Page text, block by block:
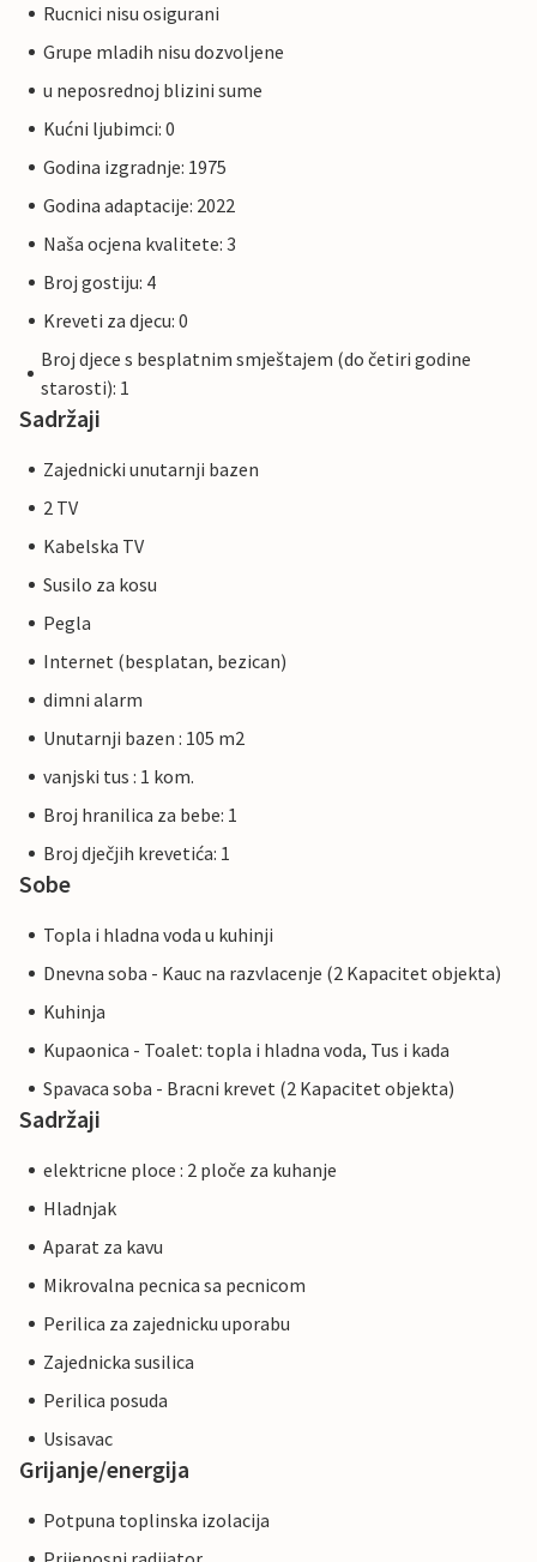
Rucnici nisu osigurani
Grupe mladih nisu dozvoljene
u neposrednoj blizini sume
Kućni ljubimci: 0
Godina izgradnje: 1975
Godina adaptacije: 2022
Naša ocjena kvalitete: 3
Broj gostiju: 4
Kreveti za djecu: 0
Broj djece s besplatnim smještajem (do četiri godine
starosti): 1
Sadržaji
Zajednicki unutarnji bazen
2 TV
Kabelska TV
Susilo za kosu
Pegla
Internet (besplatan, bezican)
dimni alarm
Unutarnji bazen : 105 m2
vanjski tus : 1 kom.
Broj hranilica za bebe: 1
Broj dječjih krevetića: 1
Sobe
Topla i hladna voda u kuhinji
Dnevna soba - Kauc na razvlacenje (2 Kapacitet objekta)
Kuhinja
Kupaonica - Toalet: topla i hladna voda, Tus i kada
Spavaca soba - Bracni krevet (2 Kapacitet objekta)
Sadržaji
elektricne ploce : 2 ploče za kuhanje
Hladnjak
Aparat za kavu
Mikrovalna pecnica sa pecnicom
Perilica za zajednicku uporabu
Zajednicka susilica
Perilica posuda
Usisavac
Grijanje/energija
Potpuna toplinska izolacija